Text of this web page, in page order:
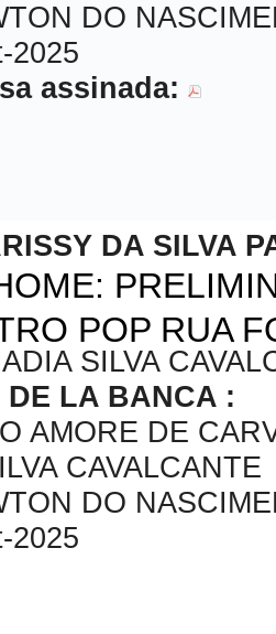
DO
2025
assinada:
DA SILVA
POP RUA
SILVA
DE LA BANCA :
AMORE DE
CAVALCANTE
DO
2025